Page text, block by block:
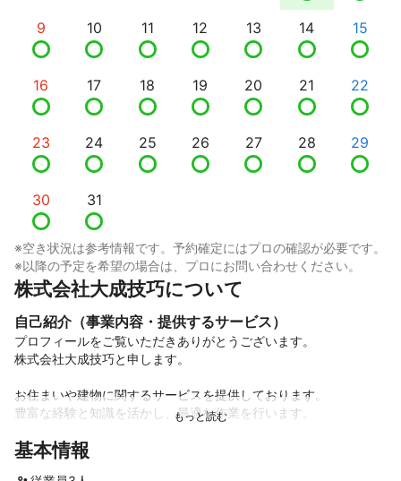
9 10 11 12 13 14 15
16 17 18 19 20 21 22
23 24 25 26 27 28 29
30 31
※空き状況は参考情報です。予約確定にはプロの確認が必要です。
※以降の予定を希望の場合は、プロにお問い合わせください。
株式会社大成技巧について
自己紹介（事業内容・提供するサービス）
プロフィールをご覧いただきありがとうございます。
株式会社大成技巧と申します。
お住まいや建物に関するサービスを提供しております。
豊富な経験と知識を活かし、最適な作業を行います。
まずはミツモアのチャットよりお気軽にお問い合わせください。
基本情報